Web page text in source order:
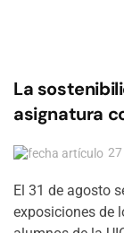
La
asignatura
El 31 de agosto
exposiciones de